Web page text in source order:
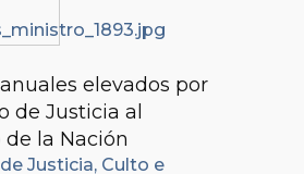
elevados por
de Justicia al
de la Nación
Justicia, Culto e